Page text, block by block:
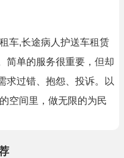
车,长途病人护送车租赁
简单的服务很重要，但却
求过错、抱怨、投诉。以
空间里，做无限的为民